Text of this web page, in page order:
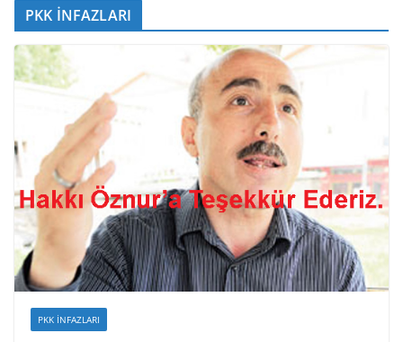
PKK İNFAZLARI
PKK İNFAZLARI